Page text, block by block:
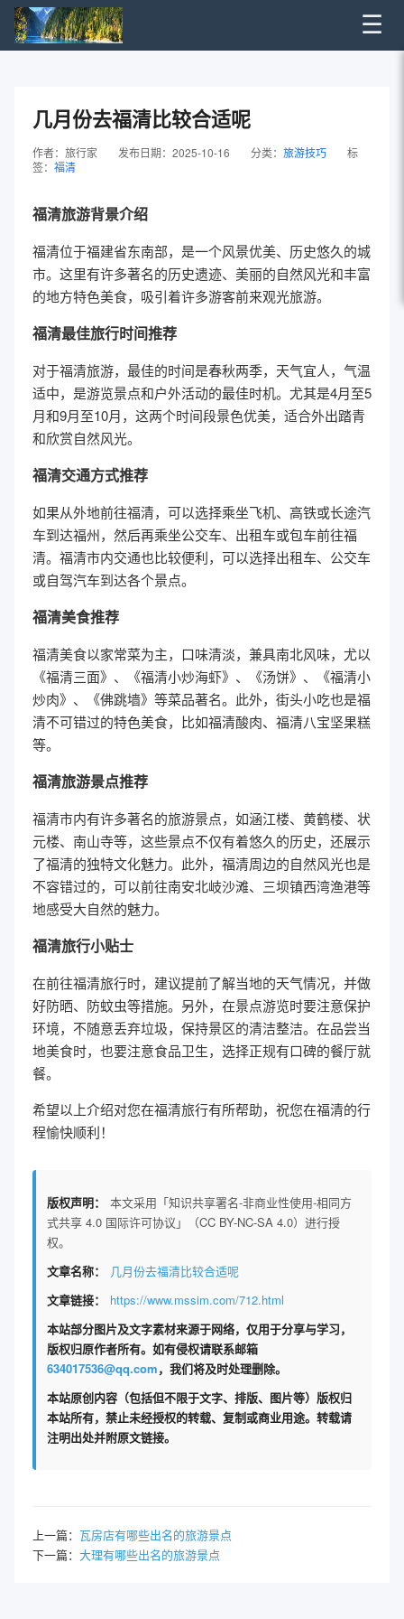
☰
几月份去福清比较合适呢
作者：旅行家 发布日期：2025-10-16 分类： 旅游技巧
标
签： 福清
福清旅游背景介绍
福清位于福建省东南部，是一个风景优美、历史悠久的城
市。这里有许多著名的历史遗迹、美丽的自然风光和丰富
的地方特色美食，吸引着许多游客前来观光旅游。
福清最佳旅行时间推荐
对于福清旅游，最佳的时间是春秋两季，天气宜人，气温
适中，是游览景点和户外活动的最佳时机。尤其是4月至5
月和9月至10月，这两个时间段景色优美，适合外出踏青
和欣赏自然风光。
福清交通方式推荐
如果从外地前往福清，可以选择乘坐飞机、高铁或长途汽
车到达福州，然后再乘坐公交车、出租车或包车前往福
清。福清市内交通也比较便利，可以选择出租车、公交车
或自驾汽车到达各个景点。
福清美食推荐
福清美食以家常菜为主，口味清淡，兼具南北风味，尤以
《福清三面》、《福清小炒海虾》、《汤饼》、《福清小
炒肉》、《佛跳墙》等菜品著名。此外，街头小吃也是福
清不可错过的特色美食，比如福清酸肉、福清八宝坚果糕
等。
福清旅游景点推荐
福清市内有许多著名的旅游景点，如涵江楼、黄鹤楼、状
元楼、南山寺等，这些景点不仅有着悠久的历史，还展示
了福清的独特文化魅力。此外，福清周边的自然风光也是
不容错过的，可以前往南安北岐沙滩、三坝镇西湾渔港等
地感受大自然的魅力。
福清旅行小贴士
在前往福清旅行时，建议提前了解当地的天气情况，并做
好防晒、防蚊虫等措施。另外，在景点游览时要注意保护
环境，不随意丢弃垃圾，保持景区的清洁整洁。在品尝当
地美食时，也要注意食品卫生，选择正规有口碑的餐厅就
餐。
希望以上介绍对您在福清旅行有所帮助，祝您在福清的行
程愉快顺利！
版权声明：
本文采用「知识共享署名-非商业性使用-相同方
式共享 4.0 国际许可协议」（CC BY-NC-SA 4.0）进行授
权。
文章名称：
几月份去福清比较合适呢
文章链接：
https://www.mssim.com/712.html
本站部分图片及文字素材来源于网络，仅用于分享与学习，
版权归原作者所有。如有侵权请联系邮箱
634017536@qq.com，我们将及时处理删除。
本站原创内容（包括但不限于文字、排版、图片等）版权归
本站所有，禁止未经授权的转载、复制或商业用途。转载请
注明出处并附原文链接。
上一篇： 瓦房店有哪些出名的旅游景点
下一篇： 大理有哪些出名的旅游景点